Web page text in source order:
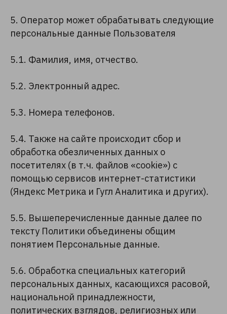
5. Оператор может обрабатывать следующие
персональные данные Пользователя
5.1. Фамилия, имя, отчество.
5.2. Электронный адрес.
5.3. Номера телефонов.
5.4. Также на сайте происходит сбор и
обработка обезличенных данных о
посетителях (в т.ч. файлов «cookie») с
помощью сервисов интернет-статистики
(Яндекс Метрика и Гугл Аналитика и других).
5.5. Вышеперечисленные данные далее по
тексту Политики объединены общим
понятием Персональные данные.
5.6. Обработка специальных категорий
персональных данных, касающихся расовой,
национальной принадлежности,
политических взглядов, религиозных или